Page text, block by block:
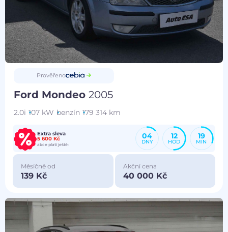
Prověřeno
Ford Mondeo2005
2.0i 107 kW benzín 179 314 km
Extra sleva
5 600 Kč
akce platí ještě:
04
DNY
12
HOD
19
MIN
Měsíčně od
139 Kč
Akční cena
40 000 Kč